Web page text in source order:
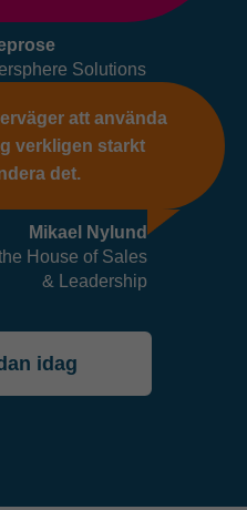
Solutions
att använda
verkligen starkt
det.
Mikael Nylund
House of Sales
& Leadership
idag